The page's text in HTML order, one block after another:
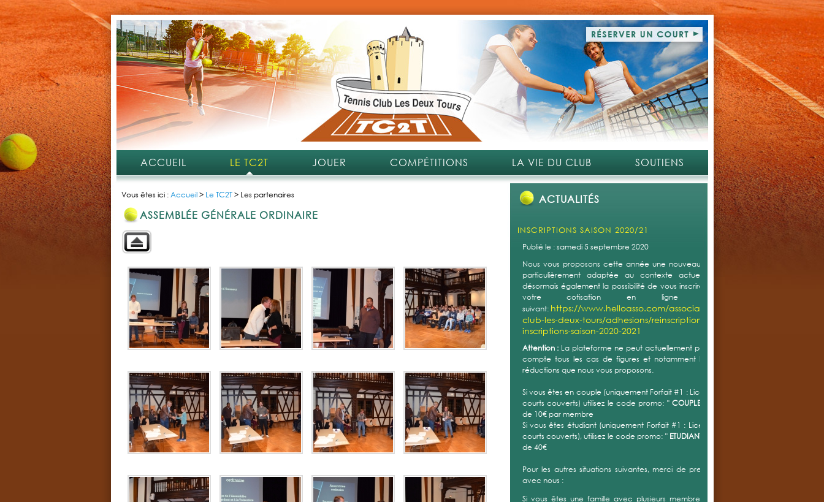
ACCUEIL LE TC2T JOUER COMPÉTITIONS LA VIE DU CLUB SOUTIENS
Vous êtes ici :Accueil> Le TC2T> Les partenaires
ASSEMBLÉE GÉNÉRALE ORDINAIRE
ACTUALITÉS
INSCRIPTIONS SAISON 2020/21
Publié le : samedi 5 septembre 2020
Nous vous proposons cette année une nouveauté qui s'avère
particulièrement adaptée au contexte actuel. Vous avez
désormais également la possibilité de vous inscrire et de régler
votre cotisation en ligne au lien
suivant: https://www.helloasso.com/associations/tennis-
club-les-deux-tours/adhesions/reinscriptions-
inscriptions-saison-2020-2021
Attention : La plateforme ne peut actuellement pas prendre en
compte tous les cas de figures et notamment les différentes
réductions que nous vous proposons.
Si vous êtes en couple (uniquement Forfait #1 : Licence + Accès
courts couverts) utilisez le code promo: "COUPLE "
de 10€ par membre
Si vous êtes étudiant (uniquement Forfait #1 : Licence + Accès
courts couverts), utilisez le code promo: " ETUDIANT "
de 40€
Pour les autres situations suivantes, merci de prendre contact
avec nous :
Si vous êtes une famille avec plusieurs membres avec forfait